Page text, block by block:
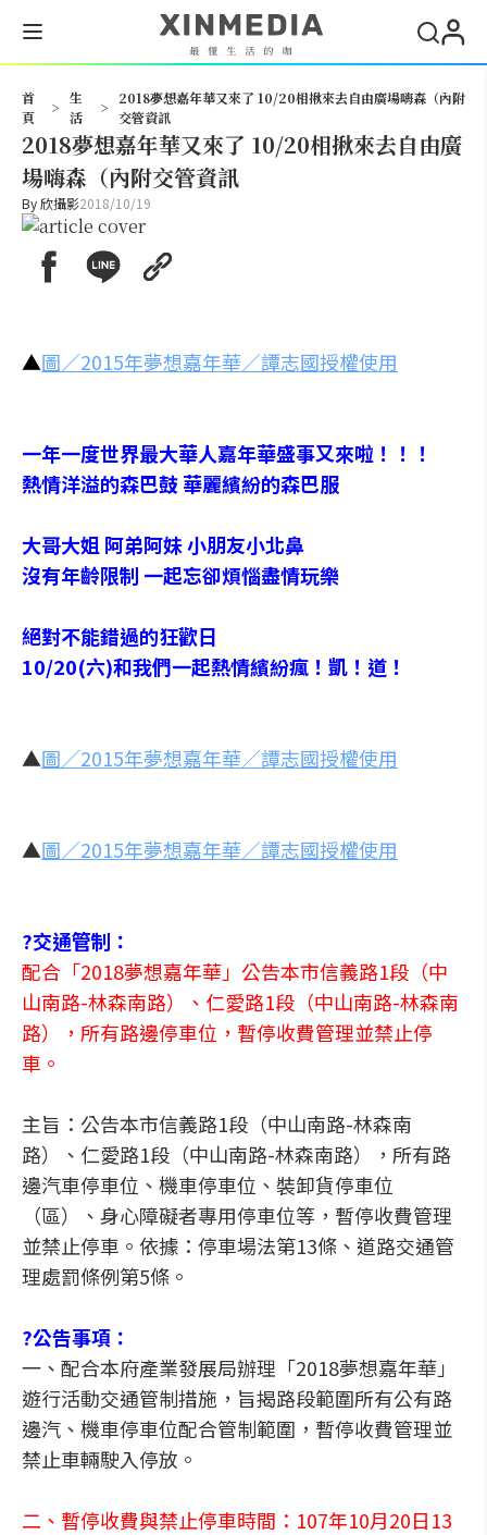
首
頁
>
生
活
>
2018夢想嘉年華又來了 10/20相揪來去自由廣場嗨森（內附
交管資訊
2018夢想嘉年華又來了 10/20相揪來去自由廣
場嗨森（內附交管資訊
By欣攝影2018/10/19
▲圖／2015年夢想嘉年華／譚志國授權使用
一年一度世界最大華人嘉年華盛事又來啦！！！
熱情洋溢的森巴鼓 華麗繽紛的森巴服
大哥大姐 阿弟阿妹 小朋友小北鼻
沒有年齡限制 一起忘卻煩惱盡情玩樂
絕對不能錯過的狂歡日
10/20(六)和我們一起熱情繽紛瘋！凱！道！
▲圖／2015年夢想嘉年華／譚志國授權使用
▲圖／2015年夢想嘉年華／譚志國授權使用
?交通管制：
配合「2018夢想嘉年華」公告本市信義路1段（中
山南路-林森南路）、仁愛路1段（中山南路-林森南
路），所有路邊停車位，暫停收費管理並禁止停
車。
主旨：公告本市信義路1段（中山南路-林森南
路）、仁愛路1段（中山南路-林森南路），所有路
邊汽車停車位、機車停車位、裝卸貨停車位
（區）、身心障礙者專用停車位等，暫停收費管理
並禁止停車。依據：停車場法第13條、道路交通管
理處罰條例第5條。
?公告事項：
一、配合本府產業發展局辦理「2018夢想嘉年華」
遊行活動交通管制措施，旨揭路段範圍所有公有路
邊汽、機車停車位配合管制範圍，暫停收費管理並
禁止車輛駛入停放。
二、暫停收費與禁止停車時間：107年10月20日13